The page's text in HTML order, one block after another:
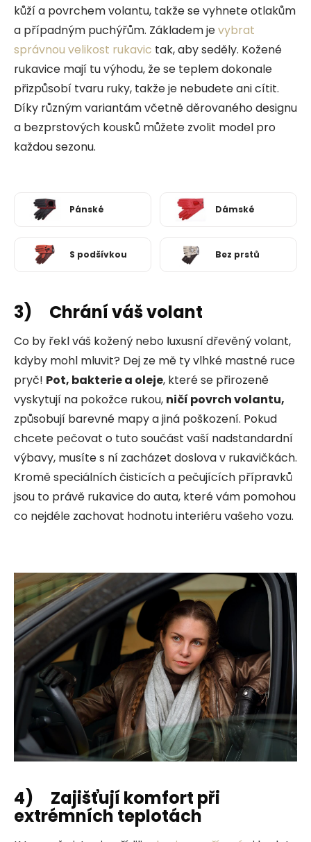
kůží a povrchem volantu, takže se vyhnete otlakům
a případným puchýřům. Základem jevybrat
správnou velikost rukavic tak, aby seděly. Kožené
rukavice mají tu výhodu, že se teplem dokonale
přizpůsobí tvaru ruky, takže je nebudete ani cítit.
Díky různým variantám včetně děrovaného designu
a bezprstových kousků můžete zvolit model pro
každou sezonu.
Pánské Dámské
S podšívkou Bez prstů
3) Chrání váš volant
Co by řekl váš kožený nebo luxusní dřevěný volant,
kdyby mohl mluvit? Dej ze mě ty vlhké mastné ruce
pryč! Pot, bakterie a oleje, které se přirozeně
vyskytují na pokožce rukou, ničí povrch volantu,
způsobují barevné mapy a jiná poškození. Pokud
chcete pečovat o tuto součást vaší nadstandardní
výbavy, musíte s ní zacházet doslova v rukavičkách.
Kromě speciálních čisticích a pečujících přípravků
jsou to právě rukavice do auta, které vám pomohou
co nejdéle zachovat hodnotu interiéru vašeho vozu.
4) Zajišťují komfort při
extrémních teplotách